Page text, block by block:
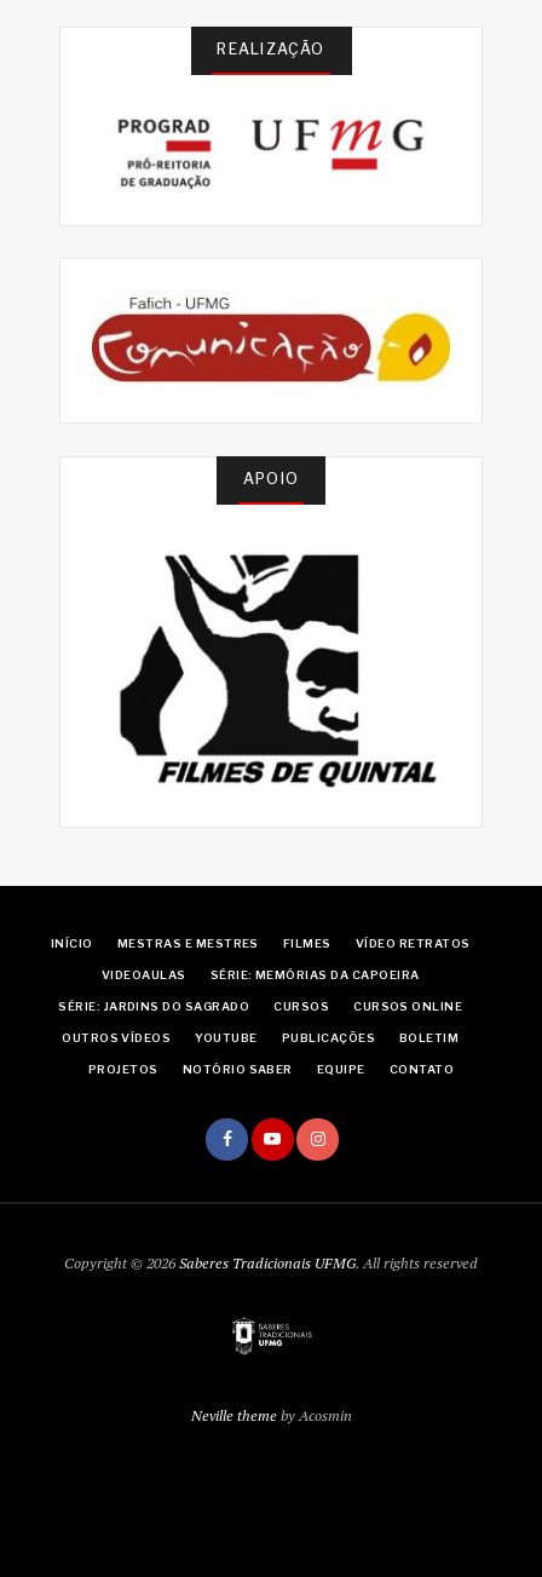
REALIZAÇÃO
APOIO
INÍCIO MESTRAS E MESTRES FILMES VÍDEO RETRATOS
VIDEOAULAS SÉRIE: MEMÓRIAS DA CAPOEIRA
SÉRIE: JARDINS DO SAGRADO CURSOS CURSOS ONLINE
OUTROS VÍDEOS YOUTUBE PUBLICAÇÕES BOLETIM
PROJETOS NOTÓRIO SABER EQUIPE CONTATO
Copyright © 2026Saberes Tradicionais UFMG. All rights reserved
Neville themeby Acosmin